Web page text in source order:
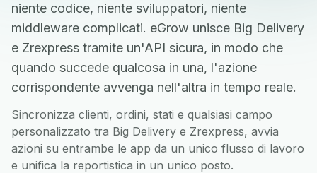
niente codice, niente sviluppatori, niente
middleware complicati. eGrow unisce Big Delivery
e Zrexpress tramite un'API sicura, in modo che
quando succede qualcosa in una, l'azione
corrispondente avvenga nell'altra in tempo reale.
Sincronizza clienti, ordini, stati e qualsiasi campo
personalizzato tra Big Delivery e Zrexpress, avvia
azioni su entrambe le app da un unico flusso di lavoro
e unifica la reportistica in un unico posto.